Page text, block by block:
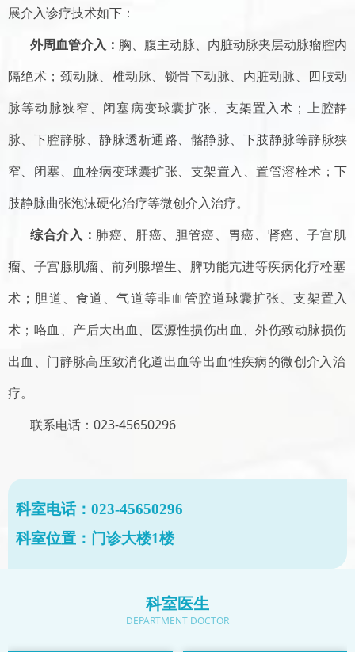
展介入诊疗技术如下：
外周血管介入： 胸、腹主动脉、内脏动脉夹层动脉瘤腔内
隔绝术；颈动脉、椎动脉、锁骨下动脉、内脏动脉、四肢动
脉等动脉狭窄、闭塞病变球囊扩张、支架置入术；上腔静
脉、下腔静脉、静脉透析通路、髂静脉、下肢静脉等静脉狭
窄、闭塞、血栓病变球囊扩张、支架置入、置管溶栓术；下
肢静脉曲张泡沫硬化治疗等微创介入治疗。
综合介入： 肺癌、肝癌、胆管癌、胃癌、肾癌、子宫肌
瘤、子宫腺肌瘤、前列腺增生、脾功能亢进等疾病化疗栓塞
术；胆道、食道、气道等非血管腔道球囊扩张、支架置入
术；咯血、产后大出血、医源性损伤出血 、外伤致动脉损伤
出血 、 门静脉高压致消化道出血等出血性疾病的微创介入治
疗。
联系电话： 023-45650296
科室电话：023-45650296
科室位置：门诊大楼1楼
科室医生
DEPARTMENT DOCTOR